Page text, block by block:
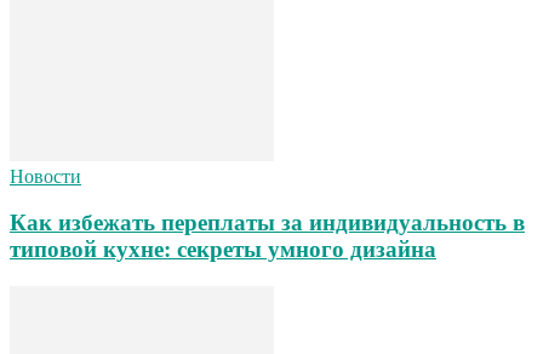
Новости
Как избежать переплаты за индивидуальность в
типовой кухне: секреты умного дизайна